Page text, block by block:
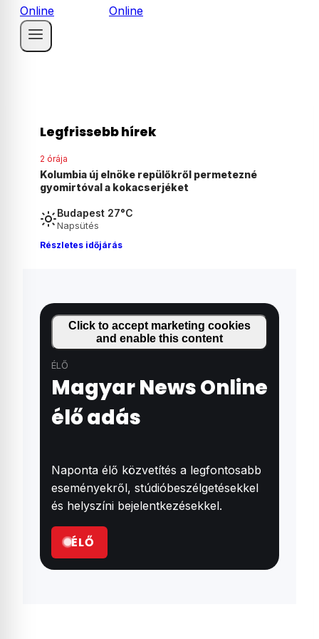
Legfrissebb hírek
2 órája
Agyonvert egy osztrák férfit egy 18 éves
magyar fiú Ausztriában
Budapest 27°C
Napsütés
Részletes időjárás
Click to accept marketing cookies
and enable this content
ÉLŐ
Magyar News Online
élő adás
Naponta élő közvetítés a legfontosabb
eseményekről, stúdióbeszélgetésekkel
és helyszíni bejelentkezésekkel.
ÉLŐ